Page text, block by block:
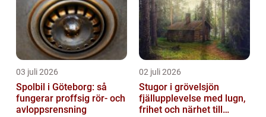
03 juli 2026
Spolbil i Göteborg: så
fungerar proffsig rör- och
avloppsrensning
02 juli 2026
Stugor i grövelsjön
fjällupplevelse med lugn,
frihet och närhet till